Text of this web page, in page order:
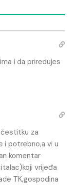
i da priredujes
čestitku za
i potrebno,a vi u
komentar
vrijeđa
TK,gospodina